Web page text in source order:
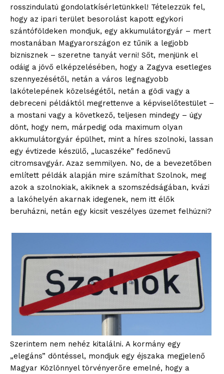
rosszindulatú gondolatkísérletünkkel! Tételezzük fel,
hogy az ipari terület besorolást kapott egykori
szántóföldeken mondjuk, egy akkumulátorgyár – mert
mostanában Magyarországon ez tűnik a legjobb
biznisznek – szeretne tanyát verni! Sőt, menjünk el
odáig a jövő elképzelésében, hogy a Zagyva esetleges
szennyezésétől, netán a város legnagyobb
lakótelepének közelségétől, netán a gödi vagy a
debreceni példáktól megrettenve a képviselőtestület –
a mostani vagy a következő, teljesen mindegy – úgy
dönt, hogy nem, márpedig oda maximum olyan
akkumulátorgyár épülhet, mint a híres szolnoki, lassan
egy évtizede készülő, „lucaszéke” fedőnevű
citromsavgyár. Azaz semmilyen. No, de a bevezetőben
említett példák alapján mire számíthat Szolnok, meg
azok a szolnokiak, akiknek a szomszédságában, kvázi
a lakóhelyén akarnak idegenek, nem itt élők
beruházni, netán egy kicsit veszélyes üzemet felhúzni?
Szerintem nem nehéz kitalálni. A kormány egy
„elegáns” döntéssel, mondjuk egy éjszaka megjelenő
Magyar Közlönnyel törvényerőre emelné, hogy a